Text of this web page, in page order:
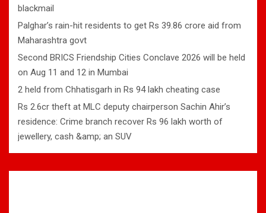
blackmail
Palghar’s rain-hit residents to get Rs 39.86 crore aid from
Maharashtra govt
Second BRICS Friendship Cities Conclave 2026 will be held
on Aug 11 and 12 in Mumbai
2 held from Chhatisgarh in Rs 94 lakh cheating case
Rs 2.6cr theft at MLC deputy chairperson Sachin Ahir’s
residence: Crime branch recover Rs 96 lakh worth of
jewellery, cash &amp; an SUV